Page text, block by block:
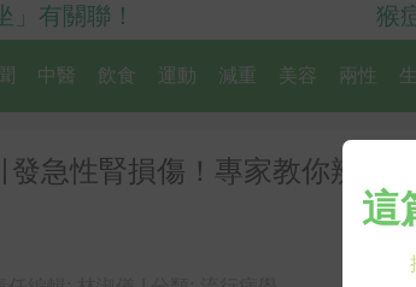
」有關聯！ 猴
中醫 飲食 運動 減重 美容 兩性
急性腎損傷！專家教你辨識